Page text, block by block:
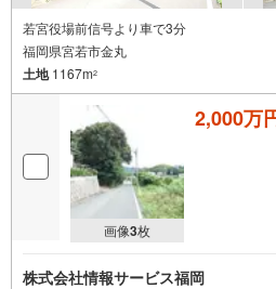
若宮役場前信号より車で3分
福岡県宮若市金丸
土地1167m2
画像3枚
2,000万
株式会社情報サービス福岡